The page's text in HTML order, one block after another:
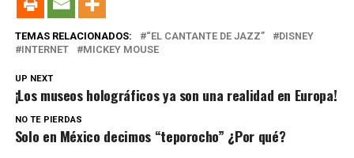
TEMAS RELACIONADOS: “EL CANTANTE DE JAZZ”
DISNEY
INTERNET
MICKEY MOUSE
UP NEXT
¡Los museos holográficos ya son una realidad en Europa!
NO TE PIERDAS
Solo en México decimos “teporocho” ¿Por qué?